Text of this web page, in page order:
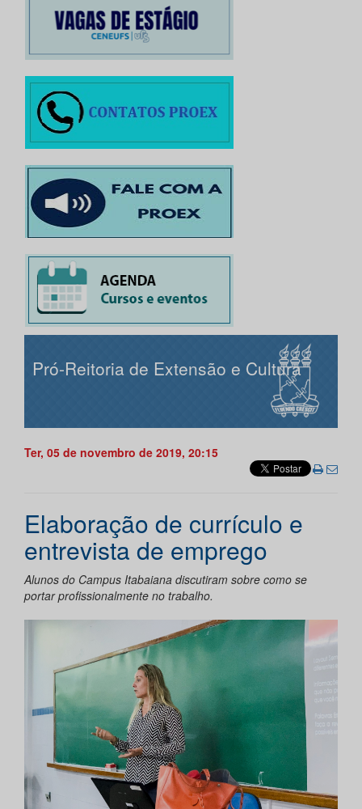
Pró-Reitoria de Extensão e Cultura
Ter, 05 de novembro de 2019, 20:15
Elaboração de currículo e
entrevista de emprego
Alunos do Campus Itabaiana discutiram sobre como se
portar profissionalmente no trabalho.